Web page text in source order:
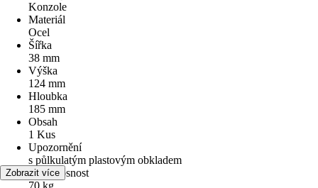
Konzole
Materiál
Ocel
Šířka
38 mm
Výška
124 mm
Hloubka
185 mm
Obsah
1 Kus
Upozornění
s půlkulatým plastovým obkladem
Max. nosnost
70 kg
Zobrazit více